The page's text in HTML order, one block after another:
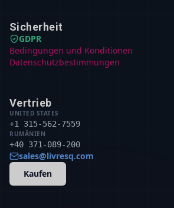
Sicherheit
GDPR
Bedingungen und Konditionen
Datenschutzbestimmungen
Vertrieb
UNITED STATES
+1 315-562-7559
RUMÄNIEN
+40 371-089-200
sales@livresq.com
Kaufen